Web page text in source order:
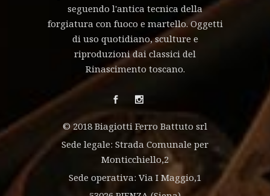
seguendo l'antica tecnica della
forgiatura con fuoco e martello. Oggetti
di uso quotidiano, sculture e
riproduzioni dai classici del
Rinascimento toscano.
© 2018 Biagiotti Ferro Battuto srl
Sede legale: Strada Comunale per
Monticchiello,2
Sede operativa: Via I Maggio,1